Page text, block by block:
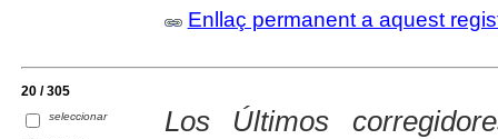
Enllaç permanent a aquest
20 / 305
seleccionar
Los Últimos